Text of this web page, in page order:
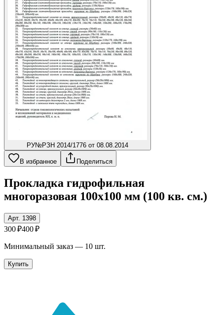
РУ№РЗН 2014/1776 от 08.08.2014
В избранное Поделиться
Прокладка гидрофильная
многоразовая 100x100 мм (100 кв. см.)
Арт. 1398
300 ₽400 ₽
Минимальный заказ — 10 шт.
Купить